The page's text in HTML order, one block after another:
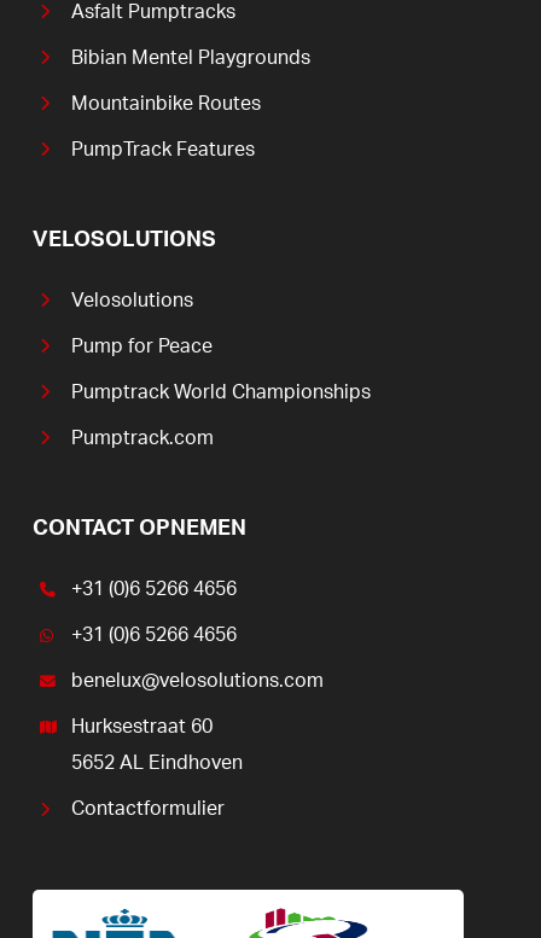
Asfalt Pumptracks
Bibian Mentel Playgrounds
Mountainbike Routes
PumpTrack Features
VELOSOLUTIONS
Velosolutions
Pump for Peace
Pumptrack World Championships
Pumptrack.com
CONTACT OPNEMEN
+31 (0)6 5266 4656
+31 (0)6 5266 4656
benelux@velosolutions.com
Hurksestraat 60
5652 AL Eindhoven
Contactformulier